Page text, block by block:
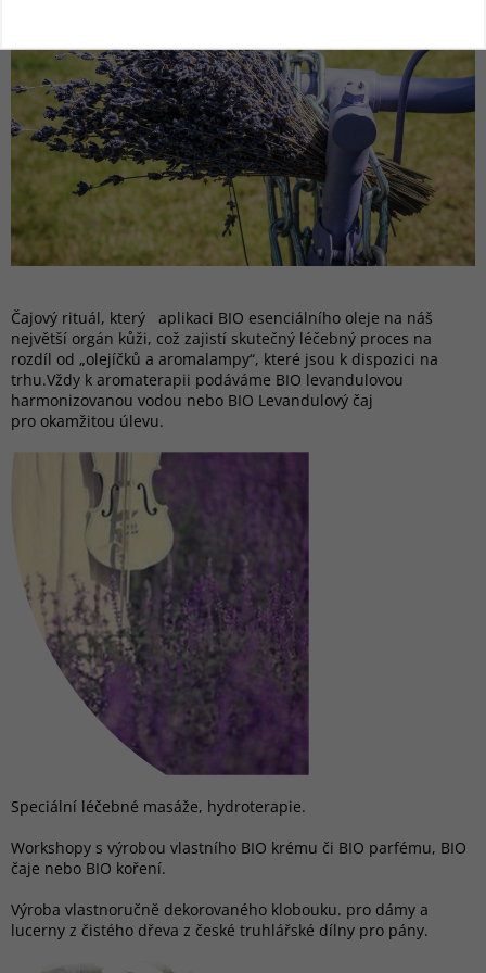
Čajový rituál, který aplikaci BIO esenciálního oleje na náš
největší orgán kůži, což zajistí skutečný léčebný proces na
rozdíl od „olejíčků a aromalampy“, které jsou k dispozici na
trhu.Vždy k aromaterapii podáváme BIO levandulovou
harmonizovanou vodou nebo BIO Levandulový čaj
pro okamžitou úlevu.
Speciální léčebné masáže, hydroterapie.
Workshopy s výrobou vlastního BIO krému či BIO parfému, BIO
čaje nebo BIO koření.
Výroba vlastnoručně dekorovaného klobouku. pro dámy a
lucerny z čistého dřeva z české truhlářské dílny pro pány.